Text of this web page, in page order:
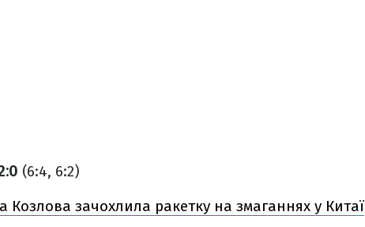
(6:4, 6:2)
Козлова зачохлила ракетку на змаганнях у Китаї